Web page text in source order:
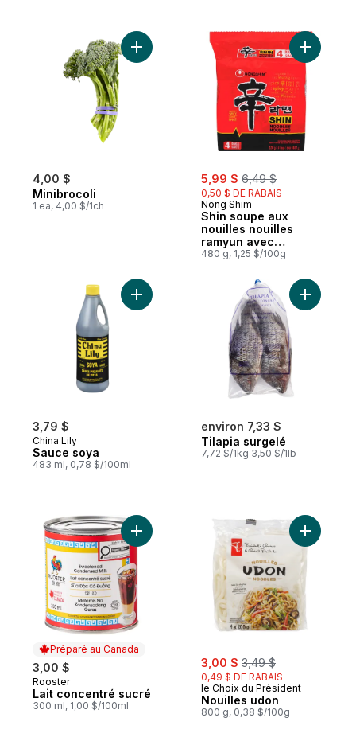
4,00 $
Minibrocoli
1 ea, 4,00 $/1ch
Ajouter Minibrocoli au panier
sale:
5,99 $ , formerly:
6,49 $
0,50 $ DE RABAIS
Nong Shim
Shin soupe aux
nouilles nouilles
ramyun avec
mélange pour soupe
480 g, 1,25 $/100g
Ajouter
3,79 $
China Lily
Sauce soya
483 ml, 0,78 $/100ml
Ajouter Sauce soya au panier
environ 7,33 $
Tilapia surgelé
7,72 $/1kg 3,50 $/1lb
Ajouter
Préparé au Canada
3,00 $
Préparé au Canada
Rooster
Lait concentré sucré
300 ml, 1,00 $/100ml
Ajouter Lait concentré sucré au panier
sale:
3,00 $ , formerly:
3,49 $
0,49 $ DE RABAIS
le Choix du Président
Nouilles udon
800 g, 0,38 $/100g
Ajouter